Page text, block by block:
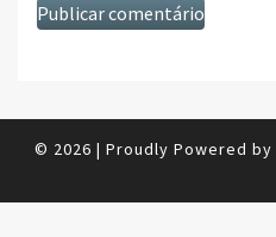
© 2026 | Proudly Powered by